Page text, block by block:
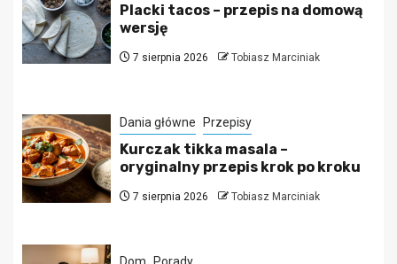
Placki tacos – przepis na domową
wersję
7 sierpnia 2026 Tobiasz Marciniak
Dania główne Przepisy
Kurczak tikka masala –
oryginalny przepis krok po kroku
7 sierpnia 2026 Tobiasz Marciniak